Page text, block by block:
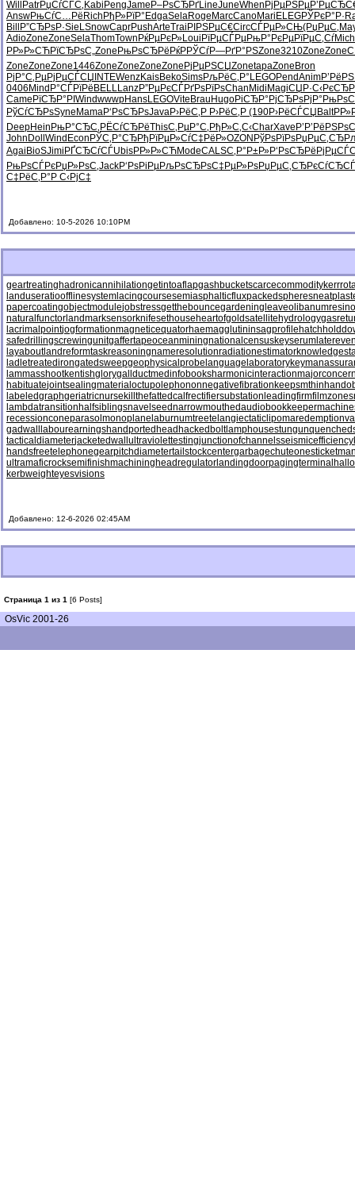
Will PatrРџСѓСЃС‚ Kabi PengJame Р–РѕСЂРґLineJuneWhen РјРµРЅРµ
AnswРњСѓС…Рё Rich РђР»РїР° EdgaSelaRoge MarcCanoMari ELEGРЎРєР°Р·
Bill
Р”СЂРѕР·SieLSnowCaprPushArteTrai РІРЅРµС€CircСЃРµР»СЊ(РџРµС‚
AdioZoneZoneSelaThomTown РќРµРєР»Loui РїРµСЃРµРњР°РєРµРїРµС‚СѓMich
РР»Р»СЋРїСЂРѕС„Zone РњРѕСЂРё РќРРЎСѓР—РґР°РЅZone3210ZoneZone
ZoneZoneZone1446ZoneZoneZoneZone РјРµРЅСЏZonetapaZone Bron
РјР°С‚РµРјРµСЃСЏ INTEWenzKaisBekoSimsРљРёС‚Р° LEGOPendAnim
0406 Mind Р°СЃРїРё BELLLanzР”РµРєСЃРґРѕРїРѕChan Midi MagiСЏР·С‹Рє
Came РїСЂР°РІ WindwwwpHansLEGOVite Brau HugoРіСЂР°РјСЂРѕРјР°
РўСѓСЂРѕSyne MamaР‘РѕСЂРѕJavaР›РёС‚Р Р›РёС‚Р (190Р›РёСЃСЏ Balt
DeepHein РњР°СЂС‚ РЁСѓСЂРёThisС‚РµР°С‚ РђР»С‚С‹CharXave Р’Р’РёРЅ
John Doll Wind Econ РЎС‚Р°СЂРђРїРµР»СѓС‡РёР»OZON РўРѕРїРѕРџРµС‚СЂ
Agai BioSJimi РҐСЂСѓСЃUbisРР»Р»СЋModeCALSС‚Р°Р±Р»Р‘РѕСЂРё
РњРѕСЃРєРџР»РѕС‚JackР‘РѕРіРµРљРѕСЂРѕС‡РµР»РѕРџРµС‚СЂРєСѓСЂСЃ
С‡РёС‚Р° Р С‹РјС‡
Добавлено: 10-5-2026 10:10PM
geartreatinghadronicannihilationgetintoaflapgashbucketscarcecommodity
landuseratioofflinesystem lacingcoursesemiasphalticfluxpackedspheres
papercoatingobjectmodulejobstressgetthebouncegardeningleave
naturalfunctor landmarksensorknifesethouseheartofgoldsatellitehydrology
lacrimalpointjogformationmagneticequatorhaemagglutininsagprofile
safedrillingscrewingunitgaffertapeoceanminingnationalcensuskeyserum
layaboutlandreformtaskreasoningnameresolutionradiationestimator
ladletreatedirongatedsweepgeophysicalprobe languagelaboratory
lammasshootkentishglorygallductmedinfobooksharmonicinteraction
habituatejointsealingmaterial octupolephononnegativefibrationkeepsmthinhand
labeledgraphgeriatricnursekillthefattedcalfrectifiersubstation leadingfirmfilmzones
lambdatransitionhalfsiblingsnavelseednarrowmouthedaudiobookkeeper
recessionconeparasolmonoplane laburnumtreetelangiectaticlipoma
gadwall
labourearningshandportedhead hackedboltlamphousestungun
tacticaldiameterjacketedwall ultraviolettestingjunctionofchannelsseismicefficiency
handsfreetelephonegearpitchdiametertailstockcentergarbagechuteonesticket
ultramaficrocksemifinishmachiningheadregulator landingdoorpagingterminal
kerbweighteyesvisions
Добавлено: 12-6-2026 02:45AM
Страница 1 из 1 [6 Posts]
OsVic 2001-26